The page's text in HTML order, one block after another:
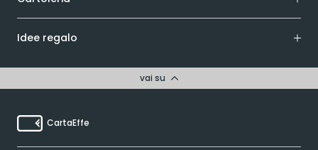
Idee regalo
vai su
CartaEffe